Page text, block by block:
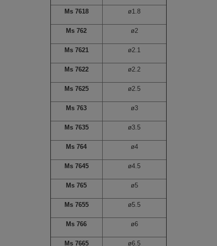
Ms 7618 ø1.8
Ms 762 ø2
Ms 7621 ø2.1
Ms 7622 ø2.2
Ms 7625 ø2.5
Ms 763 ø3
Ms 7635 ø3.5
Ms 764 ø4
Ms 7645 ø4.5
Ms 765 ø5
Ms 7655 ø5.5
Ms 766 ø6
Ms 7665 ø6.5